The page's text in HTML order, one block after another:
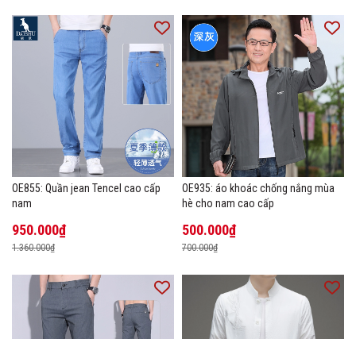
OE855: Quần jean Tencel cao cấp
nam
950.000₫
1.360.000₫
OE935: áo khoác chống nắng mùa
hè cho nam cao cấp
500.000₫
700.000₫